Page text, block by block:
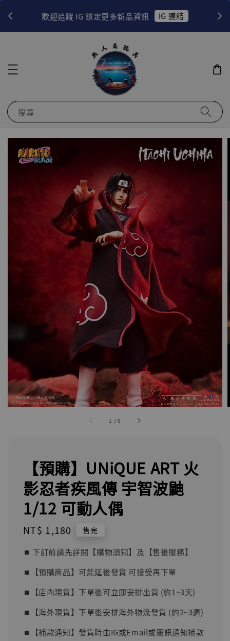
歡迎追蹤 IG 鎖定更多新品資訊 IG 連結
搜尋
1 /9
【預購】UNiQUE ART 火
影忍者疾風傳 宇智波鼬
1/12 可動人偶
Regular
NT$ 1,180 售完
⏹︎ 下訂前請先詳閱【購物須知】及【售後服務】
⏹︎【預購商品】可能延後發貨 可接受再下單
⏹︎【店內現貨】下單後可立即安排出貨 (約1~3天)
⏹︎【海外現貨】下單後安排海外物流發貨 (約2~3週)
⏹︎【補款通知】發貨時由IG或Email或簡訊通知補款